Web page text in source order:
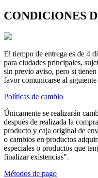
CONDICIONES
El tiempo de entrega es de 4
para ciudades principales,
sin previo aviso, pero si
favor comunicarse al
Políticas de cambio
Únicamente se realizarán
después de realizada la
producto y caja original de
o cambios en productos
especiales o productos que
finalizar existencias".
Métodos de pago